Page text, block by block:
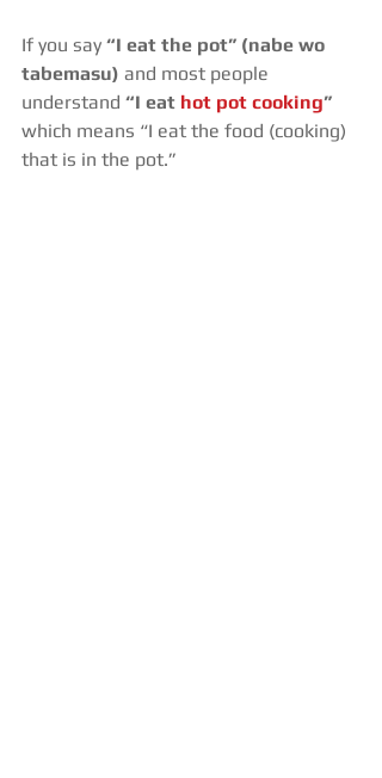
If you say “I eat the pot” (nabe wo
tabemasu) and most people
understand “I eat hot pot cooking”
which means “I eat the food (cooking)
that is in the pot.”